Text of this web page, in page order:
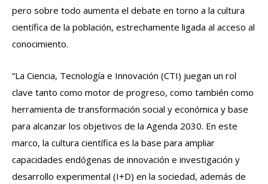
pero sobre todo aumenta el debate en torno a la cultura
científica de la población, estrechamente ligada al acceso al
conocimiento.
“La Ciencia, Tecnología e Innovación (CTI) juegan un rol
clave tanto como motor de progreso, como también como
herramienta de transformación social y económica y base
para alcanzar los objetivos de la Agenda 2030. En este
marco, la cultura científica es la base para ampliar
capacidades endógenas de innovación e investigación y
desarrollo experimental (I+D) en la sociedad, además de